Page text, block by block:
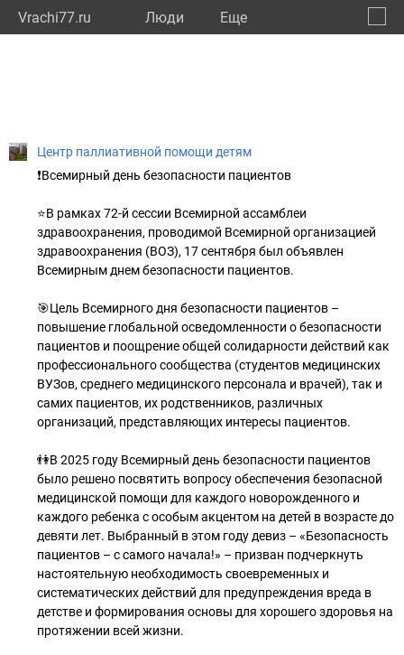
Vrachi77.ru Люди Eще
Центр паллиативной помощи детям
❗Всемирный день безопасности пациентов
⭐В рамках 72-й сессии Всемирной ассамблеи
здравоохранения, проводимой Всемирной организацией
здравоохранения (ВОЗ), 17 сентября был объявлен
Всемирным днем безопасности пациентов.
🎯Цель Всемирного дня безопасности пациентов –
повышение глобальной осведомленности о безопасности
пациентов и поощрение общей солидарности действий как
профессионального сообщества (студентов медицинских
ВУЗов, среднего медицинского персонала и врачей), так и
самих пациентов, их родственников, различных
организаций, представляющих интересы пациентов.
👫В 2025 году Всемирный день безопасности пациентов
было решено посвятить вопросу обеспечения безопасной
медицинской помощи для каждого новорожденного и
каждого ребенка с особым акцентом на детей в возрасте до
девяти лет. Выбранный в этом году девиз – «Безопасность
пациентов – с самого начала!» – призван подчеркнуть
настоятельную необходимость своевременных и
систематических действий для предупреждения вреда в
детстве и формирования основы для хорошего здоровья на
протяжении всей жизни.